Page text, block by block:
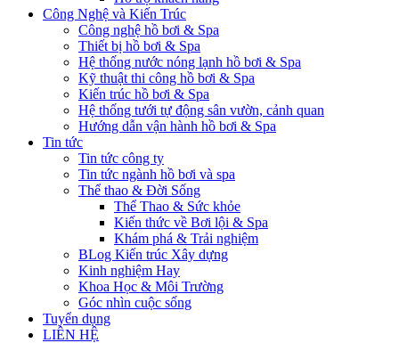
Công Nghệ và Kiến Trúc
Công nghệ hồ bơi & Spa
Thiết bị hồ bơi & Spa
Hệ thống nước nóng lạnh hồ bơi & Spa
Kỹ thuật thi công hồ bơi & Spa
Kiến trúc hồ bơi & Spa
Hệ thống tưới tự động sân vườn, cảnh quan
Hướng dẫn vận hành hồ bơi & Spa
Tin tức
Tin tức công ty
Tin tức ngành hồ bơi và spa
Thể thao & Đời Sống
Thể Thao & Sức khỏe
Kiến thức về Bơi lội & Spa
Khám phá & Trải nghiệm
BLog Kiến trúc Xây dựng
Kinh nghiệm Hay
Khoa Học & Môi Trường
Góc nhìn cuộc sống
Tuyển dụng
LIÊN HỆ